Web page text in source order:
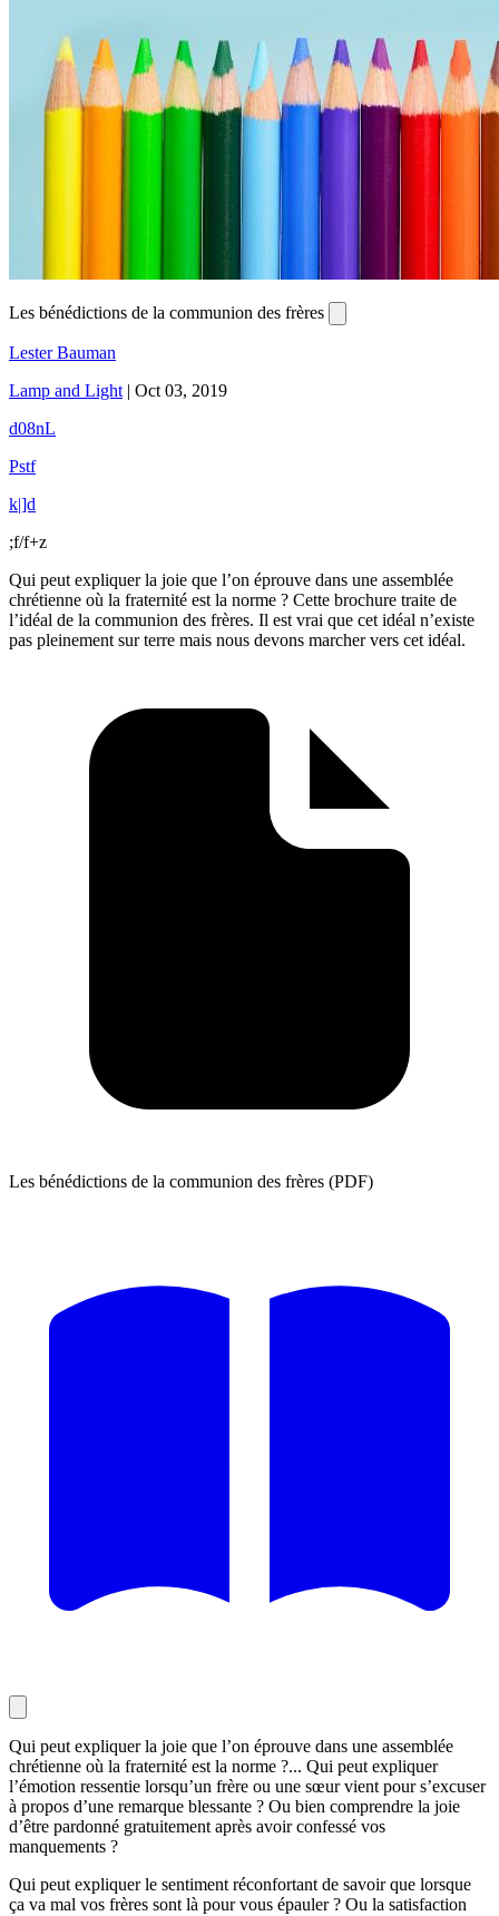
Les bénédictions de la communion des frères
Lester Bauman
Lamp and Light | Oct 03, 2019
d08nL
Pstf
k|]d
;f/f+z
Qui peut expliquer la joie que l’on éprouve dans une assemblée
chrétienne où la fraternité est la norme ? Cette brochure traite de
l’idéal de la communion des frères. Il est vrai que cet idéal n’existe
pas pleinement sur terre mais nous devons marcher vers cet idéal.
Les bénédictions de la communion des frères (PDF)
Qui peut expliquer la joie que l’on éprouve dans une assemblée
chrétienne où la fraternité est la norme ?... Qui peut expliquer
l’émotion ressentie lorsqu’un frère ou une sœur vient pour s’excuser
à propos d’une remarque blessante ? Ou bien comprendre la joie
d’être pardonné gratuitement après avoir confessé vos
manquements ?
Qui peut expliquer le sentiment réconfortant de savoir que lorsque
ça va mal vos frères sont là pour vous épauler ? Ou la satisfaction